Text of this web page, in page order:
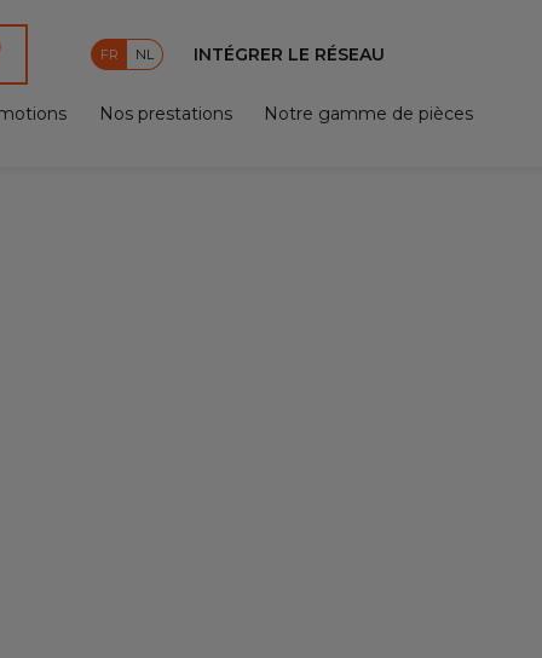
FR NL INTÉGRER LE RÉSEAU
Nos prestations Notre gamme de pièces